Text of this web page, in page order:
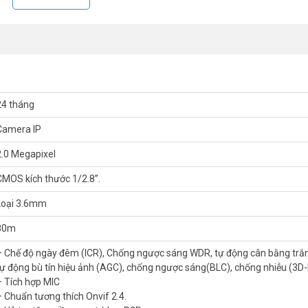
cân bằng trắng (AWB), tự động bù tín hiệu ảnh (AGC), chống ngược
động : -40° C ~ +60° C. - Chất liệu kim loại + nhựa. - Hỗ trợ xem
Quốc. - Bảo hành: 24 tháng.
Tham khảo thêm thông tin tại
tháng
IP
Megapixel
kích thước 1/2.8”.
3.6mm
Chế độ ngày đêm (ICR), Chống ngược sáng WDR, tự động cân bằng
động bù tín hiệu ảnh (AGC), chống ngược sáng(BLC), chống nhiễu (3D-
Tích hợp MIC
Chuẩn tương thích Onvif 2.4.